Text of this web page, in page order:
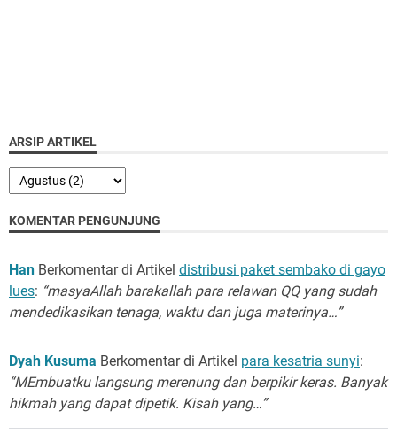
ARSIP ARTIKEL
KOMENTAR PENGUNJUNG
Han Berkomentar di Artikel distribusi paket sembako di gayo
lues: “masyaAllah barakallah para relawan QQ yang sudah
mendedikasikan tenaga, waktu dan juga materinya…”
Dyah Kusuma Berkomentar di Artikel para kesatria sunyi:
“MEmbuatku langsung merenung dan berpikir keras. Banyak
hikmah yang dapat dipetik. Kisah yang…”